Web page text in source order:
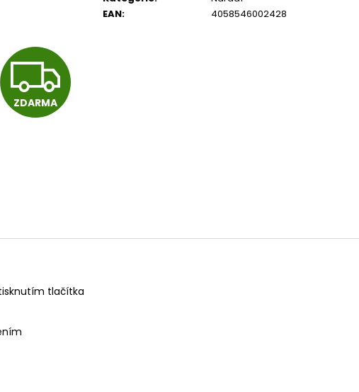
EAN: 4058546002428
Z
D
R
M
ZDARMA
tlačítka
104 990 Kč